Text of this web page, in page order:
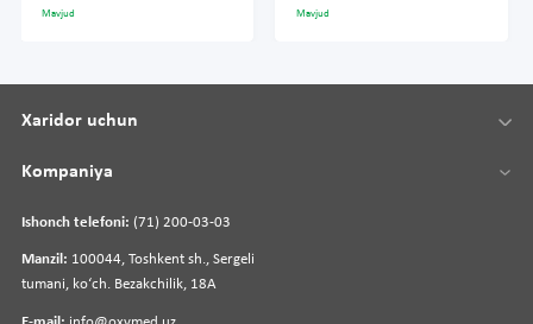
Mavjud Mavjud
Ishonch telefoni: (71) 200-03-03
Manzil: 100044, Toshkent sh., Sergeli
tumani, koʻch. Bezakchilik, 18A
Xaridor uchun
Kompaniya